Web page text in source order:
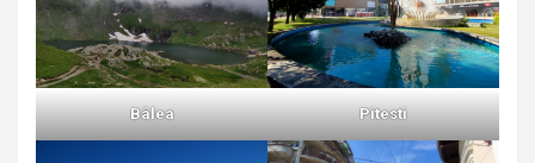
Bâlea Pitesti